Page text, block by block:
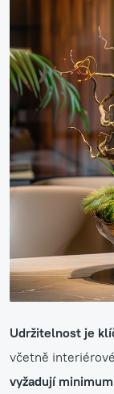
Udržitelnost je
včetně
vyžadují